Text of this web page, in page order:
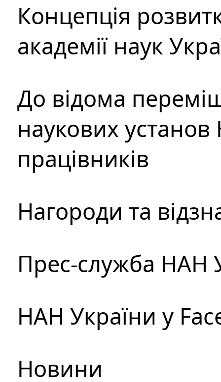
Концепція
академії наук
До відома
наукових установ
працівників
Нагороди та
Прес-служба НАН
НАН України у
Новини